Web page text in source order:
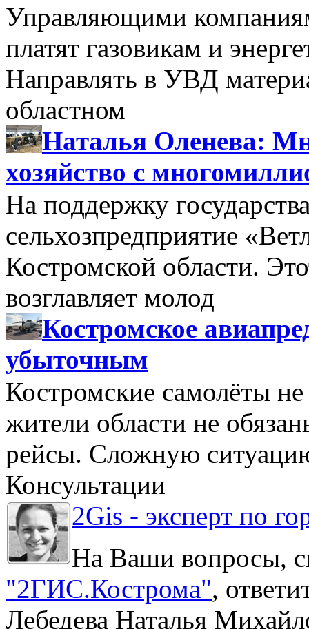
Управляющими
платят газовикам и
Направлять в УВД
областном
Наталья Оленева:
хозяйство с
На поддержку
сельхозпредприятие
Костромской области.
возглавляет молод
Костромское
убыточным
Костромские самолёты
жители области не
рейсы. Сложную
Консультации
2Gis - эксперт по
На Ваши вопросы,
"2ГИС.Кострома",
Лебедева Наталья